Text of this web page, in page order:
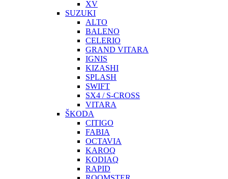
XV
SUZUKI
ALTO
BALENO
CELERIO
GRAND VITARA
IGNIS
KIZASHI
SPLASH
SWIFT
SX4 / S-CROSS
VITARA
ŠKODA
CITIGO
FABIA
OCTAVIA
KAROQ
KODIAQ
RAPID